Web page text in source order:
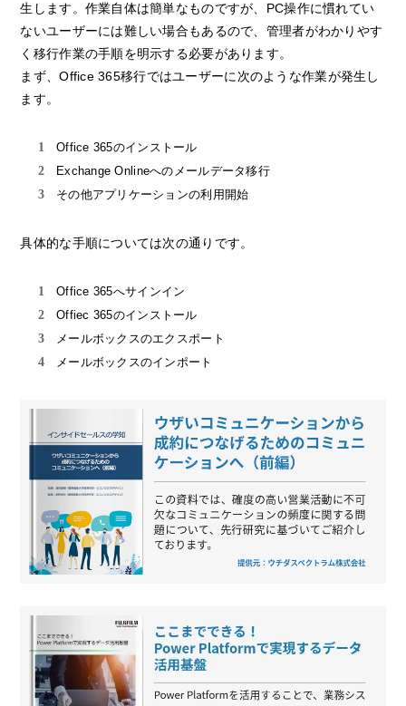
生します。作業自体は簡単なものですが、PC操作に慣れてい
ないユーザーには難しい場合もあるので、管理者がわかりやす
く移行作業の手順を明示する必要があります。
まず、Office 365移行ではユーザーに次のような作業が発生し
ます。
Office 365のインストール
Exchange Onlineへのメールデータ移行
その他アプリケーションの利用開始
具体的な手順については次の通りです。
Office 365へサインイン
Offiec 365のインストール
メールボックスのエクスポート
メールボックスのインポート